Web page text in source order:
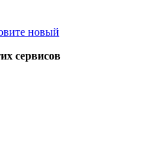
новый
сервисов